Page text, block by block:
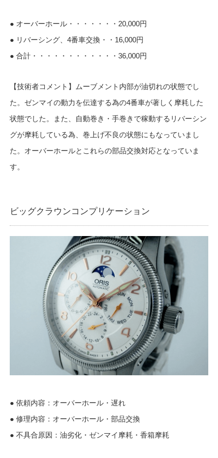
● オーバーホール・・・・・・・20,000円
● リバーシング、4番車交換・・16,000円
● 合計・・・・・・・・・・・・36,000円
【技術者コメント】ムーブメント内部が油切れの状態でし
た。ゼンマイの動力を伝達する為の4番車が著しく摩耗した
状態でした。また、自動巻き・手巻きで稼動するリバーシン
グが摩耗している為、巻上げ不良の状態にもなっていまし
た。オーバーホールとこれらの部品交換対応となっていま
す。
ビッグクラウンコンプリケーション
● 依頼内容：オーバーホール・遅れ
● 修理内容：オーバーホール・部品交換
● 不具合原因：油劣化・ゼンマイ摩耗・香箱摩耗